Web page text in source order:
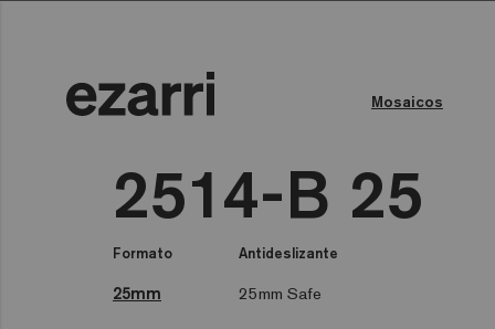
Mosaicos
2514-B 25
Formato
25mm
Antideslizante
25mm Safe